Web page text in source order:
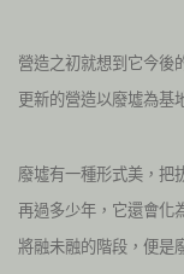
營造之初就想到它今後
更新的營造以廢墟為基
廢墟有一種形式美，把
再過多少年，它還會化
將融未融的階段，便是